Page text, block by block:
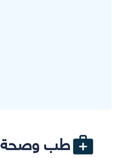
طب وصحة